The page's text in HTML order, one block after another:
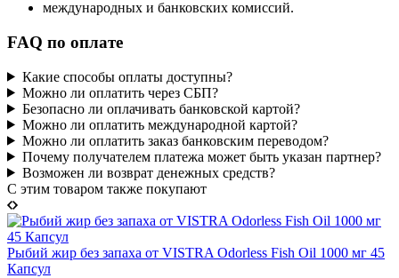
международных и банковских комиссий.
FAQ по оплате
Какие способы оплаты доступны?
Можно ли оплатить через СБП?
Безопасно ли оплачивать банковской картой?
Можно ли оплатить международной картой?
Можно ли оплатить заказ банковским переводом?
Почему получателем платежа может быть указан партнер?
Возможен ли возврат денежных средств?
C этим товаром также покупают
Рыбий жир без запаха от VISTRA Odorless Fish Oil 1000 мг 45
Капсул